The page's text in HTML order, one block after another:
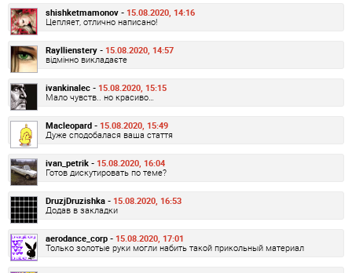
shishketmamonov - 15.08.2020, 14:16
Цепляет, отлично написано!
Rayllienstery - 15.08.2020, 14:57
відмінно викладаєте
ivankinalec - 15.08.2020, 15:15
Мало чувств.. но красиво…
Macleopard - 15.08.2020, 15:49
Дуже сподобалася ваша стаття
ivan_petrik - 15.08.2020, 16:04
Готов дискутировать по теме?
DruzjDruzishka - 15.08.2020, 16:53
Додав в закладки
aerodance_corp - 15.08.2020, 17:01
Только золотые руки могли набить такой прикольный материал